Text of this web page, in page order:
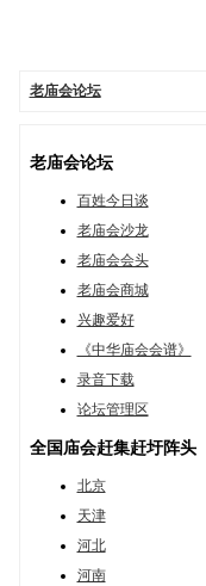
老庙会论坛
老庙会论坛
百姓今日谈
老庙会沙龙
老庙会会头
老庙会商城
兴趣爱好
《中华庙会会谱》
录音下载
论坛管理区
全国庙会赶集赶圩阵头
北京
天津
河北
河南